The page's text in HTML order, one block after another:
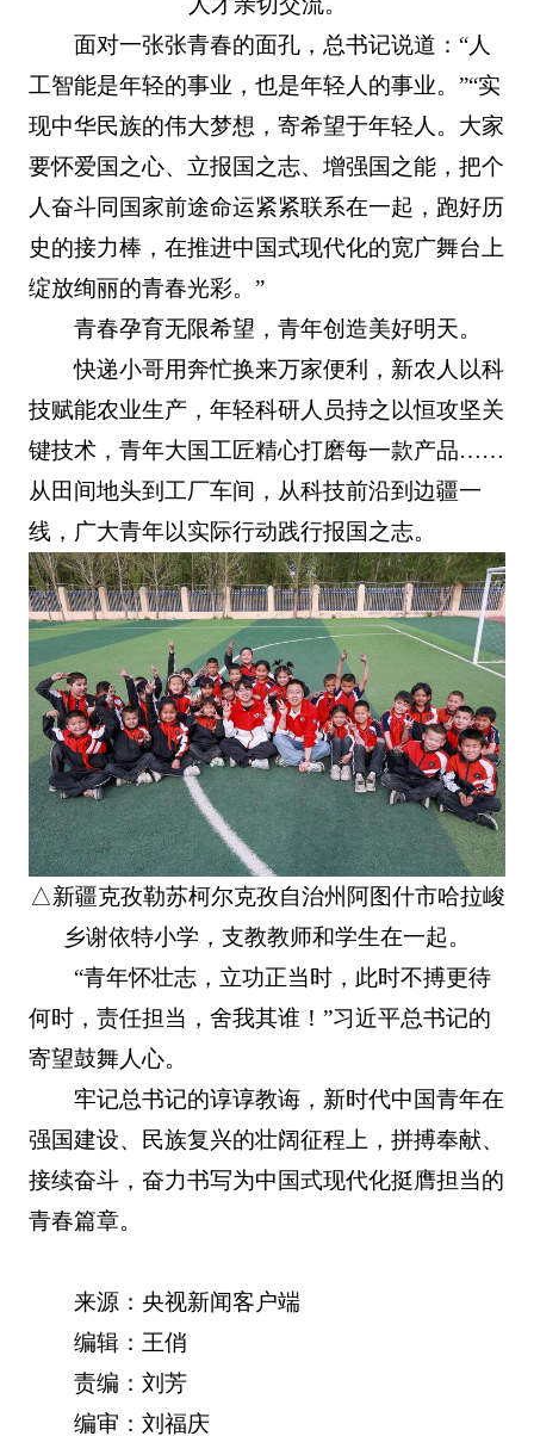
面对一张张青春的面孔，总书记说道：“人
工智能是年轻的事业，也是年轻人的事业。”“实
现中华民族的伟大梦想，寄希望于年轻人。大家
要怀爱国之心、立报国之志、增强国之能，把个
人奋斗同国家前途命运紧紧联系在一起，跑好历
史的接力棒，在推进中国式现代化的宽广舞台上
绽放绚丽的青春光彩。”
青春孕育无限希望，青年创造美好明天。
快递小哥用奔忙换来万家便利，新农人以科
技赋能农业生产，年轻科研人员持之以恒攻坚关
键技术，青年大国工匠精心打磨每一款产品……
从田间地头到工厂车间，从科技前沿到边疆一
线，广大青年以实际行动践行报国之志。
△新疆克孜勒苏柯尔克孜自治州阿图什市哈拉峻
乡谢依特小学，支教教师和学生在一起。
“青年怀壮志，立功正当时，此时不搏更待
何时，责任担当，舍我其谁！”习近平总书记的
寄望鼓舞人心。
牢记总书记的谆谆教诲，新时代中国青年在
强国建设、民族复兴的壮阔征程上，拼搏奉献、
接续奋斗，奋力书写为中国式现代化挺膺担当的
青春篇章。
来源：央视新闻客户端
编辑：王俏
责编：刘芳
编审：刘福庆